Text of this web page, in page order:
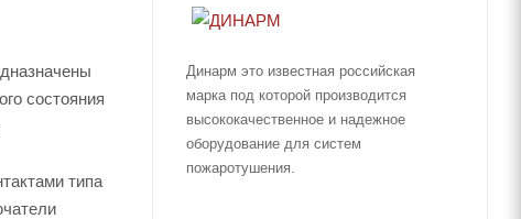
состояния
типа
Динарм это известная российская
марка под которой производится
высококачественное и надежное
оборудование для систем
пожаротушения.